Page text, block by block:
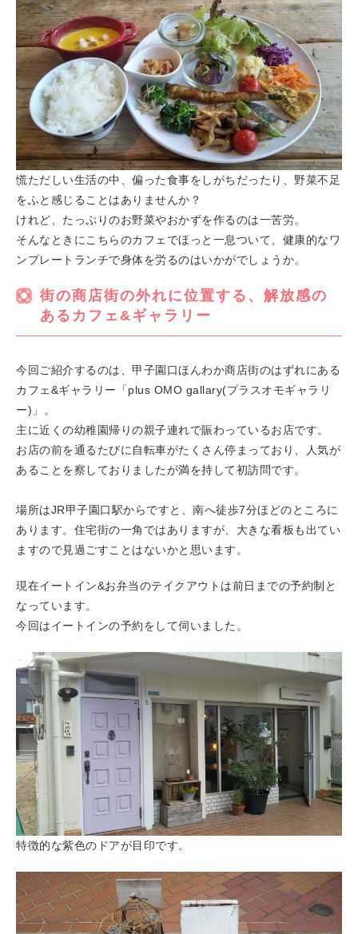
慌ただしい生活の中、偏った食事をしがちだったり、野菜不足
をふと感じることはありませんか？
けれど、たっぷりのお野菜やおかずを作るのは一苦労。
そんなときにこちらのカフェでほっと一息ついて、健康的なワ
ンプレートランチで身体を労るのはいかがでしょうか。
街の商店街の外れに位置する、解放感の
あるカフェ&ギャラリー
今回ご紹介するのは、甲子園口ほんわか商店街のはずれにある
カフェ&ギャラリー「plus OMO gallary(プラスオモギャラリ
ー)」。
主に近くの幼稚園帰りの親子連れで賑わっているお店です。
お店の前を通るたびに自転車がたくさん停まっており、人気が
あることを察しておりましたが満を持して初訪問です。
場所はJR甲子園口駅からですと、南へ徒歩7分ほどのところに
あります。住宅街の一角ではありますが、大きな看板も出てい
ますので見過ごすことはないかと思います。
現在イートイン&お弁当のテイクアウトは前日までの予約制と
なっています。
今回はイートインの予約をして伺いました。
特徴的な紫色のドアが目印です。